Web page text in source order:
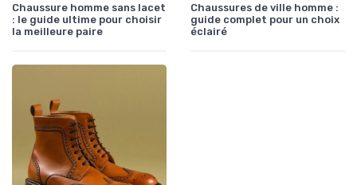
Chaussure homme sans lacet
: le guide ultime pour choisir
la meilleure paire
Chaussures de ville homme :
guide complet pour un choix
éclairé